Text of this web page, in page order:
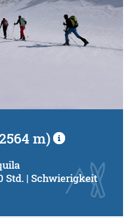
m)
Std. | Schwierigkeit